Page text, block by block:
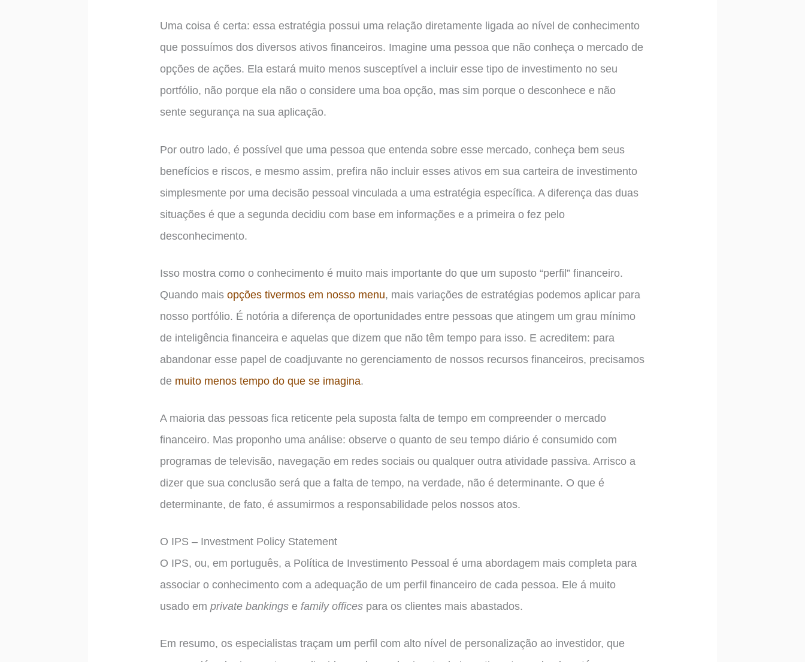
Uma coisa é certa: essa estratégia possui uma relação diretamente ligada ao nível de conhecimento
que possuímos dos diversos ativos financeiros. Imagine uma pessoa que não conheça o mercado de
opções de ações. Ela estará muito menos susceptível a incluir esse tipo de investimento no seu
portfólio, não porque ela não o considere uma boa opção, mas sim porque o desconhece e não
sente segurança na sua aplicação.
Por outro lado, é possível que uma pessoa que entenda sobre esse mercado, conheça bem seus
benefícios e riscos, e mesmo assim, prefira não incluir esses ativos em sua carteira de investimento
simplesmente por uma decisão pessoal vinculada a uma estratégia específica. A diferença das duas
situações é que a segunda decidiu com base em informações e a primeira o fez pelo
desconhecimento.
Isso mostra como o conhecimento é muito mais importante do que um suposto “perfil” financeiro.
Quando maisopções tivermos em nosso menu, mais variações de estratégias podemos aplicar para
nosso portfólio. É notória a diferença de oportunidades entre pessoas que atingem um grau mínimo
de inteligência financeira e aquelas que dizem que não têm tempo para isso. E acreditem: para
abandonar esse papel de coadjuvante no gerenciamento de nossos recursos financeiros, precisamos
de muito menos tempo do que se imagina.
A maioria das pessoas fica reticente pela suposta falta de tempo em compreender o mercado
financeiro. Mas proponho uma análise: observe o quanto de seu tempo diário é consumido com
programas de televisão, navegação em redes sociais ou qualquer outra atividade passiva. Arrisco a
dizer que sua conclusão será que a falta de tempo, na verdade, não é determinante. O que é
determinante, de fato, é assumirmos a responsabilidade pelos nossos atos.
O IPS – Investment Policy Statement
O IPS, ou, em português, a Política de Investimento Pessoal é uma abordagem mais completa para
associar o conhecimento com a adequação de um perfil financeiro de cada pessoa. Ele á muito
usado emprivate bankingse family offices para os clientes mais abastados.
Em resumo, os especialistas traçam um perfil com alto nível de personalização ao investidor, que